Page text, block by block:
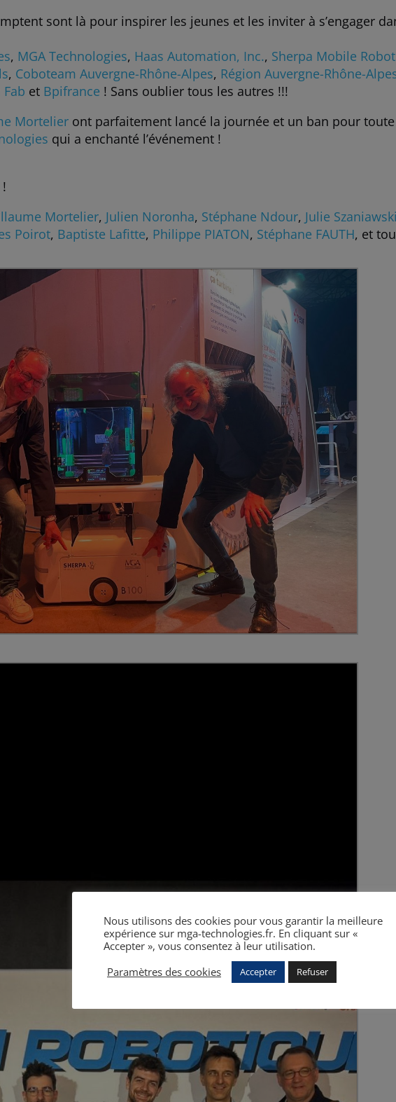
sont là pour inspirer les jeunes et les inviter à s’engager
, MGA Technologies, Haas Automation, Inc., Sherpa Mobile
, Coboteam Auvergne-Rhône-Alpes, Région Auvergne-Rhône-
Fab et Bpifrance ! Sans oublier tous les autres !!!
Mortelier ont parfaitement lancé la journée et un ban pour toute
qui a enchanté l’événement !
!
Mortelier, Julien Noronha, Stéphane Ndour, Julie Szaniawski
Poirot, Baptiste Lafitte, Philippe PIATON, Stéphane FAUTH, et
Nous utilisons des cookies pour vous garantir la meilleure
expérience sur mga-technologies.fr. En cliquant sur «
Accepter », vous consentez à leur utilisation.
Paramètres des cookies
Accepter Refuser